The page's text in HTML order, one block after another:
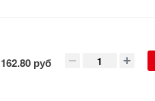
162.80 руб